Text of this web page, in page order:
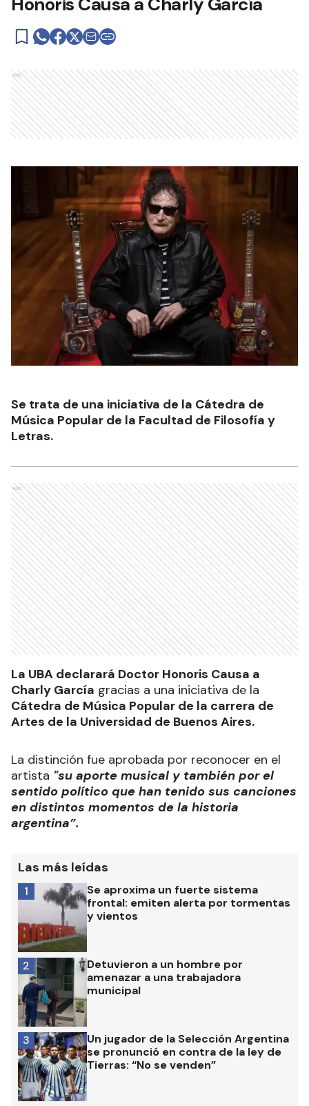
Ads
Se trata de una iniciativa de la Cátedra de
Música Popular de la Facultad de Filosofía y
Letras.
Ads
La UBA declarará Doctor Honoris Causa a
Charly García gracias a una iniciativa de la
Cátedra de Música Popular de la carrera de
Artes de la Universidad de Buenos Aires.
La distinción fue aprobada por reconocer en el
artista "su aporte musical y también por el
sentido político que han tenido sus canciones
en distintos momentos de la historia
argentina”.
Las más leídas
Se aproxima un fuerte sistema
frontal: emiten alerta por tormentas
y vientos
1
Detuvieron a un hombre por
amenazar a una trabajadora
municipal
2
Un jugador de la Selección Argentina
se pronunció en contra de la ley de
Tierras: “No se venden”
3